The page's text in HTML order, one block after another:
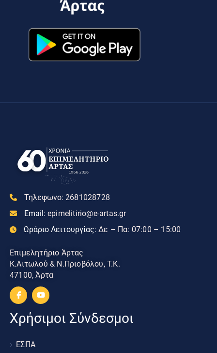
Τηλεφωνο: 2681028728
Email: epimelitirio@e-artas.gr
Ωράριο Λειτουργίας: Δε – Πα: 07:00 – 15:00
Επιμελητήριο Άρτας
Κ.Αιτωλού & Ν.Πριοβόλου, Τ.Κ.
47100, Άρτα
Χρήσιμοι Σύνδεσμοι
ΕΣΠΑ